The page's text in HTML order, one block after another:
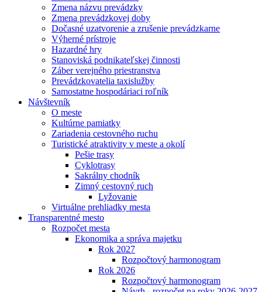
Zmena názvu prevádzky
Zmena prevádzkovej doby
Dočasné uzatvorenie a zrušenie prevádzkarne
Výherné prístroje
Hazardné hry
Stanoviská podnikateľskej činnosti
Záber verejného priestranstva
Prevádzkovatelia taxislužby
Samostatne hospodáriaci roľník
Návštevník
O meste
Kultúrne pamiatky
Zariadenia cestovného ruchu
Turistické atraktivity v meste a okolí
Pešie trasy
Cyklotrasy
Sakrálny chodník
Zimný cestovný ruch
Lyžovanie
Virtuálne prehliadky mesta
Transparentné mesto
Rozpočet mesta
Ekonomika a správa majetku
Rok 2027
Rozpočtový harmonogram
Rok 2026
Rozpočtový harmonogram